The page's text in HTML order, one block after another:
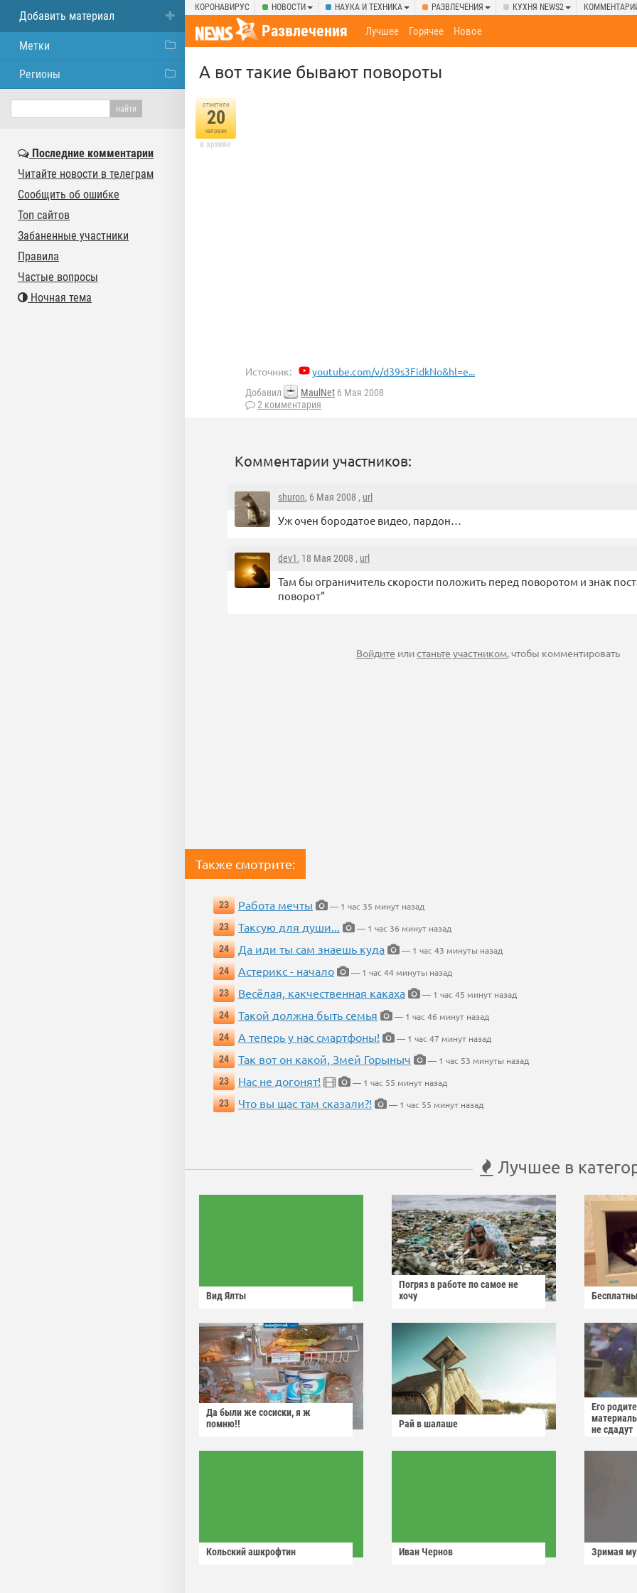
КОРОНАВИРУС НОВОСТИ НАУКА И ТЕХНИКА РАЗВЛЕЧЕНИЯ КУХНЯ NEWS2
Развлечения Лучшее Горячее Новое
А вот такие бывают повороты
отметили
20
человек
в архиве
Источник: youtube.com/v/d39s3FidkNo&hl=e...
Добавил MaulNet 6 Мая 2008
2 комментария
Комментарии участников:
shuron, 6 Мая 2008 , url
Уж очен бородатое видео, пардон…
dev1, 18 Мая 2008 , url
Там бы ограничитель скорости положить перед поворотом и знак
поворот"
Войдите илистаньте участником, чтобы комментировать
Также смотрите:
23 Работа мечты
— 1 час 35 минут назад
23
Таксую для души...
— 1 час 36 минут назад
24
Да иди ты сам знаешь куда
— 1 час 43 минуты назад
24
Астерикс - начало
— 1 час 44 минуты назад
23
Весёлая, какчественная какаха
— 1 час 45 минут назад
24
Такой должна быть семья
— 1 час 46 минут назад
24
А теперь у нас смартфоны!
— 1 час 47 минут назад
24
Так вот он какой, Змей Горыныч
— 1 час 53 минуты назад
23
Нас не догонят!
— 1 час 55 минут назад
23
Что вы щас там сказали?! — 1 час 55 минут назад
Лучшее в
Вид Ялты
Погряз в работе по самое не
хочу
Да были же сосиски, я ж
помню!!
Рай в шалаше
Его
не сдадут
Кольский ашкрофтин Иван Чернов Зримая
Добавить материал
Метки
Регионы
Последние комментарии
Читайте новости в телеграм
Сообщить об ошибке
Топ сайтов
Забаненные участники
Правила
Частые вопросы
Ночная тема